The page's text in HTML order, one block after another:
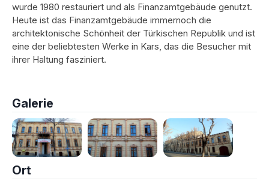
wurde 1980 restauriert und als Finanzamtgebäude genutzt.
Heute ist das Finanzamtgebäude immernoch die
architektonische Schönheit der Türkischen Republik und ist
eine der beliebtesten Werke in Kars, das die Besucher mit
ihrer Haltung fasziniert.
Galerie
Ort